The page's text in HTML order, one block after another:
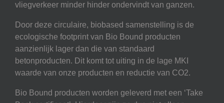
vliegverkeer minder hinder ondervindt van ganzen.
Door deze circulaire, biobased samenstelling is de
ecologische footprint van Bio Bound producten
aanzienlijk lager dan die van standaard
betonproducten. Dit komt tot uiting in de lage MKI
waarde van onze producten en reductie van CO2.
Bio Bound producten worden geleverd met een ‘Take